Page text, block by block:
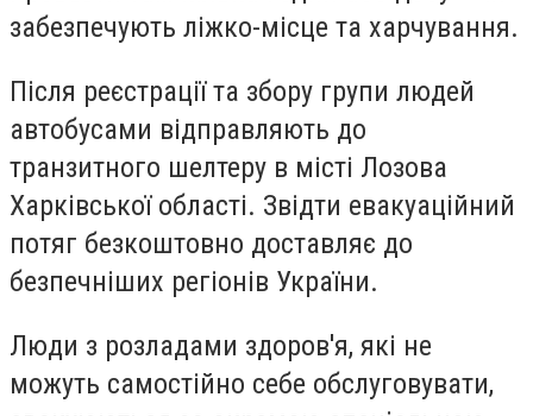
забезпечують ліжко-місце та харчування.
Після реєстрації та збору групи людей
автобусами відправляють до
транзитного шелтеру в місті Лозова
Харківської області. Звідти евакуаційний
потяг безкоштовно доставляє до
безпечніших регіонів України.
Люди з розладами здоров'я, які не
можуть самостійно себе обслуговувати,